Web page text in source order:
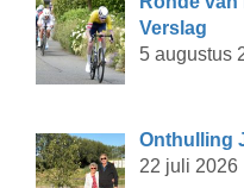
Verslag
5 augustus
Onthulling
22 juli 2026